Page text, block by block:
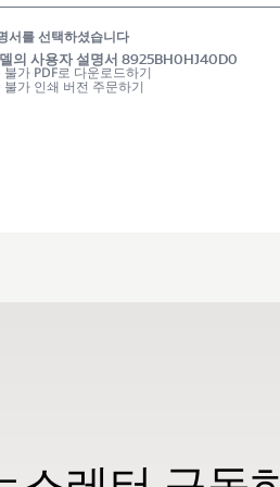
서를 선택하셨습니다
의 사용자 설명서 8925BH0HJ40D0
불가 PDF로 다운로드하기
불가 인쇄 버전 주문하기